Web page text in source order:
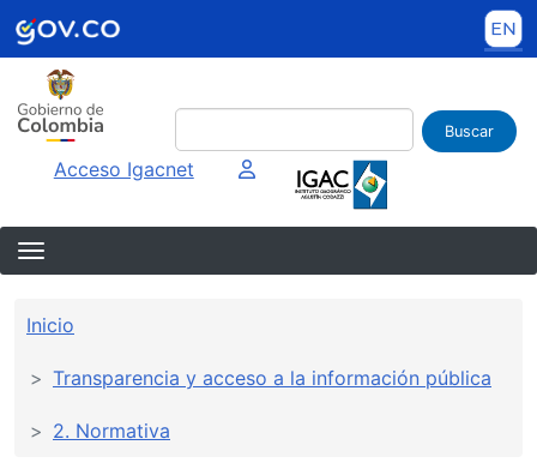
Pasar al contenido principal
Buscar
Acceso Igacnet Imagen interna
Sobrescribir enlaces de ayuda a la
Inicio
Transparencia y acceso a la información pública
2. Normativa